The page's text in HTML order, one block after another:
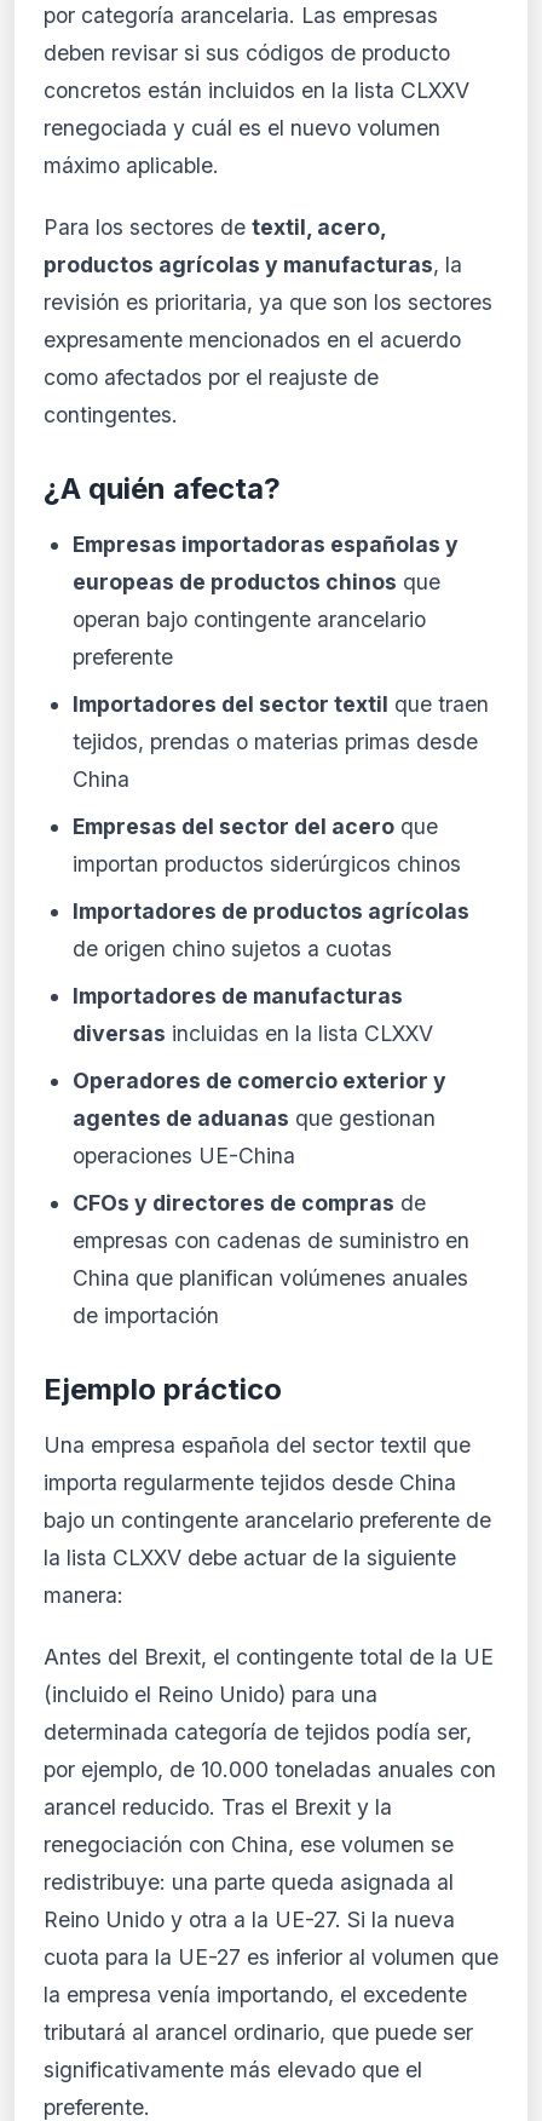
por categoría arancelaria. Las empresas
deben revisar si sus códigos de producto
concretos están incluidos en la lista CLXXV
renegociada y cuál es el nuevo volumen
máximo aplicable.
Para los sectores de textil, acero,
productos agrícolas y manufacturas, la
revisión es prioritaria, ya que son los sectores
expresamente mencionados en el acuerdo
como afectados por el reajuste de
contingentes.
¿A quién afecta?
Empresas importadoras españolas y
europeas de productos chinos que
operan bajo contingente arancelario
preferente
Importadores del sector textil que traen
tejidos, prendas o materias primas desde
China
Empresas del sector del acero que
importan productos siderúrgicos chinos
Importadores de productos agrícolas
de origen chino sujetos a cuotas
Importadores de manufacturas
diversas incluidas en la lista CLXXV
Operadores de comercio exterior y
agentes de aduanas que gestionan
operaciones UE-China
CFOs y directores de compras de
empresas con cadenas de suministro en
China que planifican volúmenes anuales
de importación
Ejemplo práctico
Una empresa española del sector textil que
importa regularmente tejidos desde China
bajo un contingente arancelario preferente de
la lista CLXXV debe actuar de la siguiente
manera:
Antes del Brexit, el contingente total de la UE
(incluido el Reino Unido) para una
determinada categoría de tejidos podía ser,
por ejemplo, de 10.000 toneladas anuales con
arancel reducido. Tras el Brexit y la
renegociación con China, ese volumen se
redistribuye: una parte queda asignada al
Reino Unido y otra a la UE-27. Si la nueva
cuota para la UE-27 es inferior al volumen que
la empresa venía importando, el excedente
tributará al arancel ordinario, que puede ser
significativamente más elevado que el
preferente.